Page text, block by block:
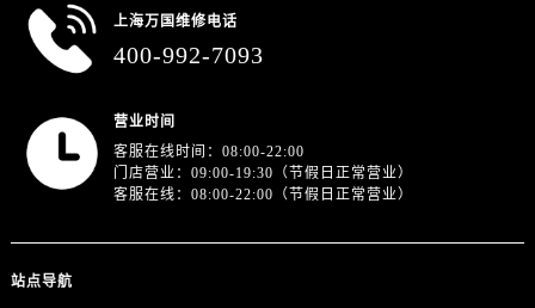
上海万国维修电话
400-992-7093
营业时间
客服在线时间：08:00-22:00
门店营业：09:00-19:30（节假日正常营业）
客服在线：08:00-22:00（节假日正常营业）
站点导航